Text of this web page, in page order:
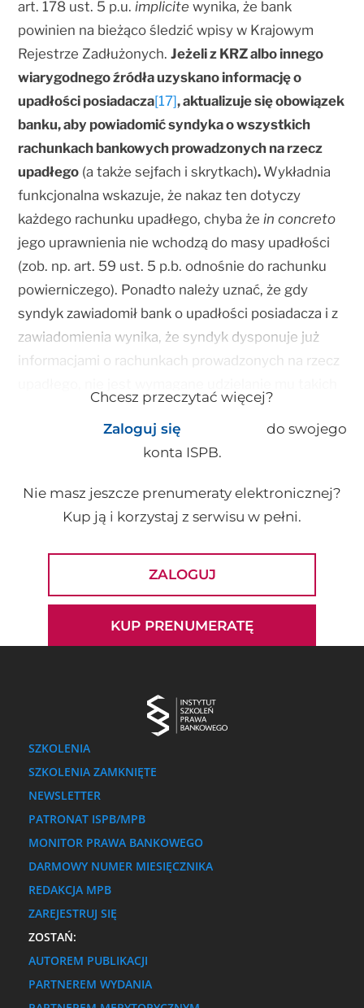
art. 178 ust. 5 p.u.implicite wynika, że bank
powinien na bieżąco śledzić wpisy w Krajowym
Rejestrze Zadłużonych.Jeżeli z KRZ albo innego
wiarygodnego źródła uzyskano informację o
upadłości posiadacza[17], aktualizuje się obowiązek
banku, aby powiadomić syndyka o wszystkich
rachunkach bankowych prowadzonych na rzecz
upadłego (a także sejfach i skrytkach). Wykładnia
funkcjonalna wskazuje, że nakaz ten dotyczy
każdego rachunku upadłego, chyba żein concreto
jego uprawnienia nie wchodzą do masy upadłości
(zob. np. art. 59 ust. 5 p.b. odnośnie do rachunku
powierniczego). Ponadto należy uznać, że gdy
syndyk zawiadomił bank o upadłości posiadacza i z
zawiadomienia wynika, że syndyk dysponuje już
informacjami o rachunkach prowadzonych na rzecz
informacji. Obowiązek, o którym mowa w art. 178
ust. 5 p.u., staje się w (...)
Chcesz przeczytać więcej?
Zaloguj się
do swojego
konta ISPB.
Nie masz jeszcze prenumeraty elektronicznej?
Kup ją i korzystaj z serwisu w pełni.
ZALOGUJ
KUP PRENUMERATĘ
SZKOLENIA
SZKOLENIA ZAMKNIĘTE
NEWSLETTER
PATRONAT ISPB/MPB
MONITOR PRAWA BANKOWEGO
DARMOWY NUMER MIESIĘCZNIKA
REDAKCJA MPB
ZAREJESTRUJ SIĘ
ZOSTAŃ:
AUTOREM PUBLIKACJI
PARTNEREM WYDANIA